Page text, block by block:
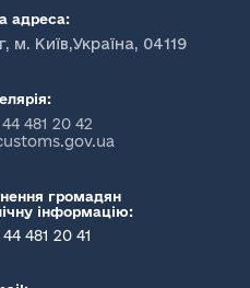
адреса:
м. Київ,Україна, 04119
481 20 42
громадян
інформацію:
481 20 41